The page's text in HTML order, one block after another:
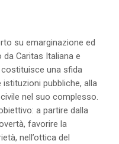
su emarginazione ed
Caritas Italiana e
costituisce una sfida
pubbliche, alla
nel suo complesso.
a partire dalla
favorire la
nell’ottica del